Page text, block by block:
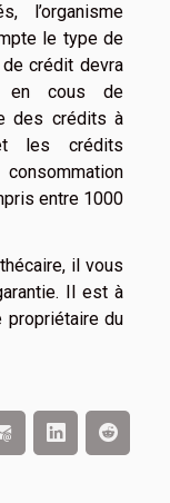
l’organisme
le type de
crédit devra
en cous de
des crédits à
les crédits
entre 1000
il vous
Il est à
propriétaire du